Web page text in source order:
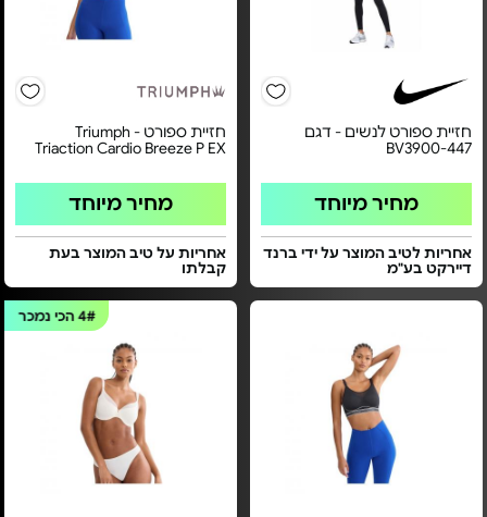
חזיית ספורט לנשים - דגם
BV3900-447
מחיר מיוחד
אחריות לטיב המוצר על ידי ברנד
דיירקט בע"מ
חזיית ספורט Triumph -
Triaction Cardio Breeze P EX
מחיר מיוחד
אחריות על טיב המוצר בעת
קבלתו
4#הכי נמכר